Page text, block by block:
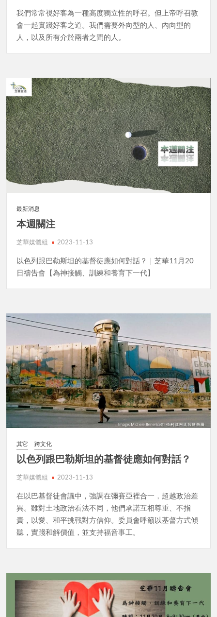
我們常常視好客為一種高度獨立性的呼召。但上帝呼召教
會一起實踐好客之道。我們需要外向型的人、內向型的
人，以及所有介於兩者之間的人。
最新消息
本週關注
芝華媒體組 2023-11-13
以色列跟巴勒斯坦的基督徒應如何對話？｜芝華11月20
日禱告會【為神接觸、訓練和養育下一代】
其它 跨文化
以色列跟巴勒斯坦的基督徒應如何對話？
芝華媒體組 2023-11-13
在以巴基督徒會議中，強調在彌賽亞裡合一，超越政治差
異。雖對土地政治看法不同，他們承諾互相尊重、不指
責，以愛、和平挑戰對方信仰。委員會呼籲以基督方式傾
聽，實踐和解價值，並支持福音事工。